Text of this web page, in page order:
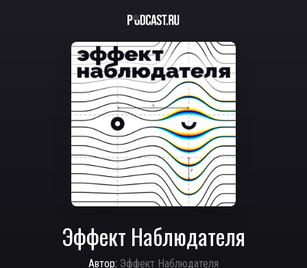
Эффект Наблюдателя
Автор: Эффект Наблюдателя